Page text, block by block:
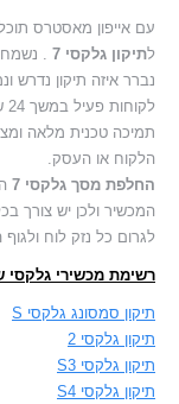
עם אייפון מאסטרס
לתיקון גלקסי 7
. נשמח
נברר איזה תיקון נדרש
תמיכה טכנית מלאה
הלקוח או העסק.
החלפת מסך גלקסי 7
המכשיר ולכן יש צורך
לגרום כל נזק לוח
רשימת מכשירי גלקסי
תיקון סמסונג גלקסי S
תיקון גלקסי 2
תיקון גלקסי S3
תיקון גלקסי S4